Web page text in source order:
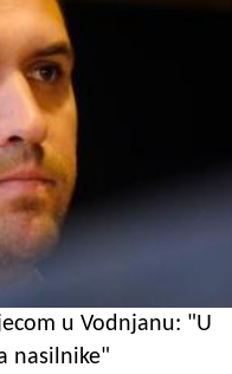
u Vodnjanu: "U
nasilnike"